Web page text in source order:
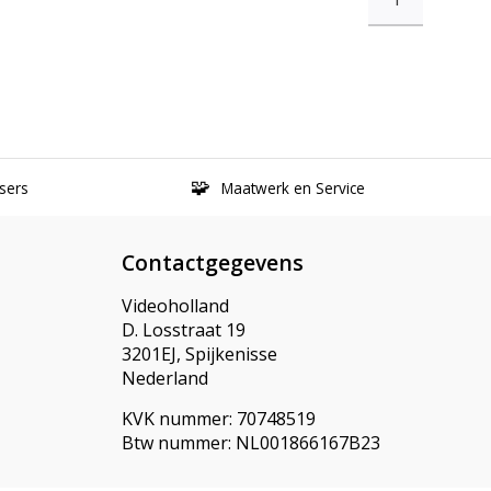
Maatwerk en Service
Contactgegevens
Videoholland
D. Losstraat 19
3201EJ, Spijkenisse
Nederland
KVK nummer: 70748519
Btw nummer: NL001866167B23